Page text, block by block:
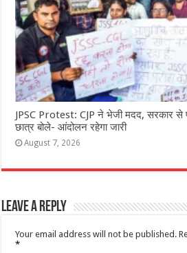
JPSC Protest: CJP ने भेजी मदद, सरकार से
छात्र बोले- आंदोलन रहेगा जारी
August 7, 2026
Leave a Reply
Your email address will not be published.
*